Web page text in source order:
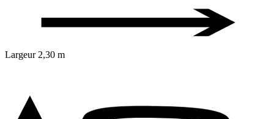
Largeur 2,30 m